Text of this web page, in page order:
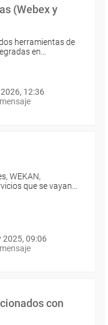
(Webex y
herramientas de
en…
12:36
WEKAN,
que se vayan…
2025, 09:06
con